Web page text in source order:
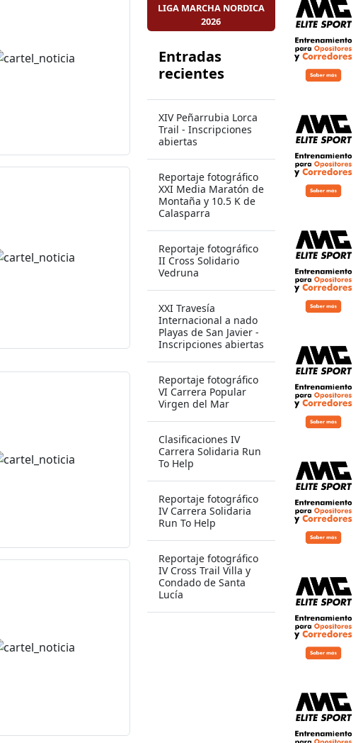
LIGA MARCHA NORDICA
2026
Entradas
recientes
XIV Peñarrubia Lorca
Trail - Inscripciones
abiertas
Reportaje fotográfico
XXI Media Maratón de
Montaña y 10.5 K de
Calasparra
Reportaje fotográfico
II Cross Solidario
Vedruna
XXI Travesía
Internacional a nado
Playas de San Javier -
Inscripciones abiertas
Reportaje fotográfico
VI Carrera Popular
Virgen del Mar
Clasificaciones IV
Carrera Solidaria Run
To Help
Reportaje fotográfico
IV Carrera Solidaria
Run To Help
Reportaje fotográfico
IV Cross Trail Villa y
Condado de Santa
Lucía